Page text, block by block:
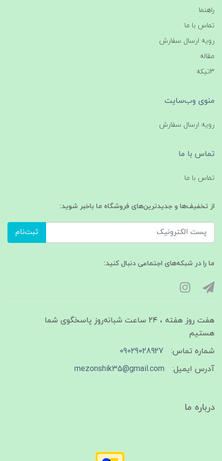
راهنما
تماس با ما
رویه ارسال سفارش
مقاله
3تیکه
منوی وب‌سایت
رویه ارسال سفارش
تماس با ما
تماس با ما
از تخفیف‌ها و جدیدترین‌های فروشگاه ما باخبر شوید:
ثبت‌نام
ما را در شبکه‌های اجتماعی دنبال کنید:
هفت روز هفته ، ۲۴ ساعت شبانه‌روز پاسخگوی شما
هستیم
شماره تماس:
09029028927
آدرس ایمیل:
mezonshik35@gmail.com
درباره ما